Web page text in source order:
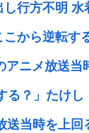
行方不明
こから逆転す
アニメ放送当
？」たけ
送当時を上回